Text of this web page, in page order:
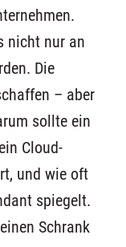
nicht nur an
Die
– aber
sollte ein
Cloud-
und wie oft
spiegelt.
Schrank